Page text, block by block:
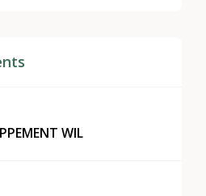
WIL